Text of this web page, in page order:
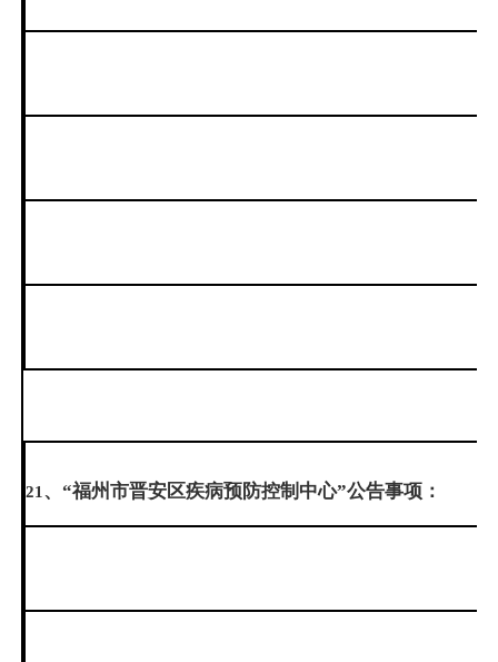
21 、“福州市晋安区疾病预防控制中心”公告事项：